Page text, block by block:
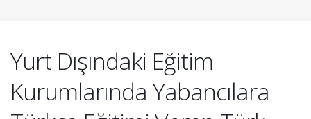
Yurt Dışındaki Eğitim
Kurumlarında Yabancılara